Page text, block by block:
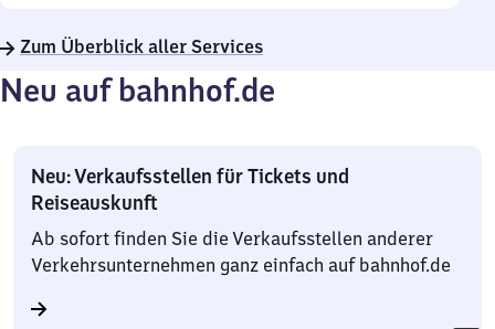
Zum Überblick aller Services
Neu auf bahnhof.de
Neu: Verkaufsstellen für Tickets und
Reiseauskunft
Ab sofort finden Sie die Verkaufsstellen anderer
Verkehrsunternehmen ganz einfach auf bahnhof.de